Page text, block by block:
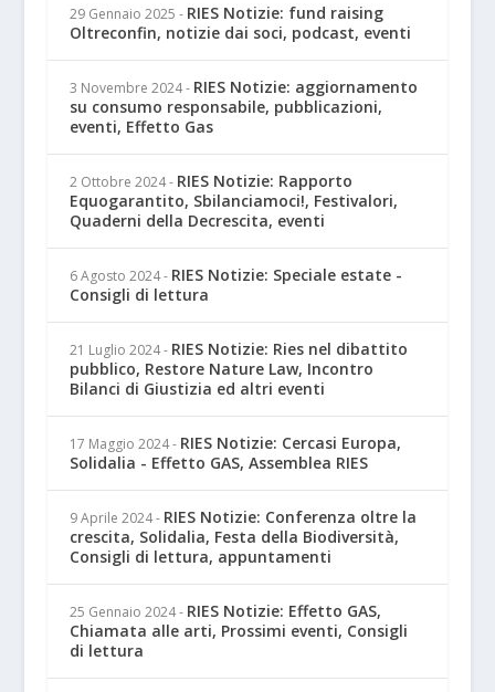
29 Gennaio 2025 - RIES Notizie: fund raising
Oltreconfin, notizie dai soci, podcast, eventi
3 Novembre 2024 - RIES Notizie: aggiornamento
su consumo responsabile, pubblicazioni,
eventi, Effetto Gas
2 Ottobre 2024 - RIES Notizie: Rapporto
Equogarantito, Sbilanciamoci!, Festivalori,
Quaderni della Decrescita, eventi
6 Agosto 2024 - RIES Notizie: Speciale estate -
Consigli di lettura
21 Luglio 2024 - RIES Notizie: Ries nel dibattito
pubblico, Restore Nature Law, Incontro
Bilanci di Giustizia ed altri eventi
17 Maggio 2024 - RIES Notizie: Cercasi Europa,
Solidalia - Effetto GAS, Assemblea RIES
9 Aprile 2024 - RIES Notizie: Conferenza oltre la
crescita, Solidalia, Festa della Biodiversità,
Consigli di lettura, appuntamenti
25 Gennaio 2024 - RIES Notizie: Effetto GAS,
Chiamata alle arti, Prossimi eventi, Consigli
di lettura